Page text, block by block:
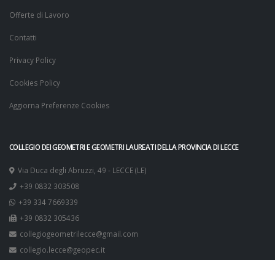
Offerte di Lavoro
Contatti
Privacy Policy
Cookies Policy
Aggiorna Preferenze Cookies
COLLEGIO DEI GEOMETRI E GEOMETRI LAUREATI DELLA PROVINCIA DI LECCE
Via Duca degli Abruzzi, 49 - LECCE (LE)
+39 0832 303508
+39 334 7669339
+39 0832 305436
collegiogeometrilecce@gmail.com
collegio.lecce@geopec.it